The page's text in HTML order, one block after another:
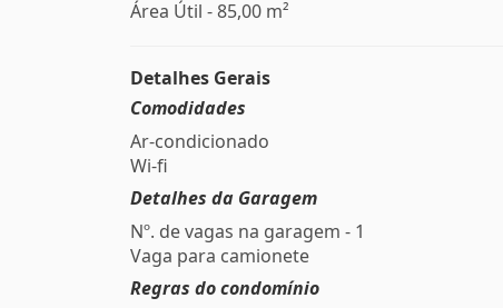
Área Útil - 85,00 m²
Detalhes Gerais
Comodidades
Ar-condicionado
Wi-fi
Detalhes da Garagem
Nº. de vagas na garagem - 1
Vaga para camionete
Regras do condomínio